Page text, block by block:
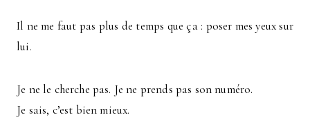
Il ne me faut pas plus de temps que ça : poser mes yeux sur
lui.
Je ne le cherche pas. Je ne prends pas son numéro.
Je sais, c’est bien mieux.